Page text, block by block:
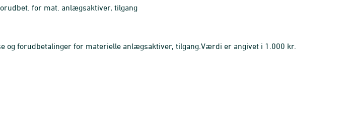
for mat. anlægsaktiver, tilgang
og forudbetalinger for materielle anlægsaktiver, tilgang.Værdi er angivet i 1.000 kr.